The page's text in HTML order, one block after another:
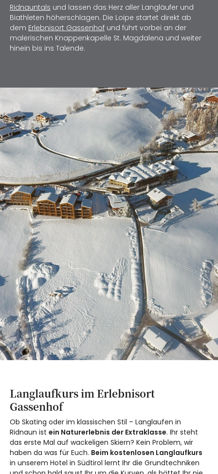
Ridnauntals und lassen das Herz aller Langläufer und
Biathleten höherschlagen. Die Loipe startet direkt ab
dem Erlebnisort Gassenhof und führt vorbei an der
malerischen Knappenkapelle St. Magdalena und weiter
hinein bis ins Talende.
Langlaufkurs im Erlebnisort
Gassenhof
Ob Skating oder im klassischen Stil – Langlaufen in
Ridnaun ist ein Naturerlebnis der Extraklasse. Ihr steht
das erste Mal auf wackeligen Skiern? Kein Problem, wir
haben da was für Euch. Beim kostenlosen Langlaufkurs
in unserem Hotel in Südtirol lernt Ihr die Grundtechniken